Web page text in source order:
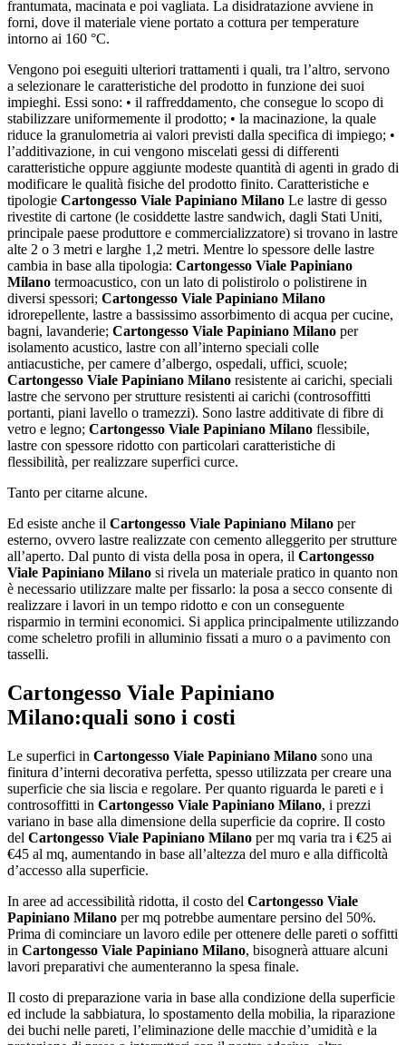
frantumata, macinata e poi vagliata. La disidratazione avviene in
forni, dove il materiale viene portato a cottura per temperature
intorno ai 160 °C.
Vengono poi eseguiti ulteriori trattamenti i quali, tra l’altro, servono
a selezionare le caratteristiche del prodotto in funzione dei suoi
impieghi. Essi sono: • il raffreddamento, che consegue lo scopo di
stabilizzare uniformemente il prodotto; • la macinazione, la quale
riduce la granulometria ai valori previsti dalla specifica di impiego; •
l’additivazione, in cui vengono miscelati gessi di differenti
caratteristiche oppure aggiunte modeste quantità di agenti in grado di
modificare le qualità fisiche del prodotto finito. Caratteristiche e
tipologie Cartongesso Viale Papiniano Milano Le lastre di gesso
rivestite di cartone (le cosiddette lastre sandwich, dagli Stati Uniti,
principale paese produttore e commercializzatore) si trovano in lastre
alte 2 o 3 metri e larghe 1,2 metri. Mentre lo spessore delle lastre
cambia in base alla tipologia: Cartongesso Viale Papiniano
Milano termoacustico, con un lato di polistirolo o polistirene in
diversi spessori; Cartongesso Viale Papiniano Milano
idrorepellente, lastre a bassissimo assorbimento di acqua per cucine,
bagni, lavanderie; Cartongesso Viale Papiniano Milano per
isolamento acustico, lastre con all’interno speciali colle
antiacustiche, per camere d’albergo, ospedali, uffici, scuole;
Cartongesso Viale Papiniano Milano resistente ai carichi, speciali
lastre che servono per strutture resistenti ai carichi (controsoffitti
portanti, piani lavello o tramezzi). Sono lastre additivate di fibre di
vetro e legno; Cartongesso Viale Papiniano Milano flessibile,
lastre con spessore ridotto con particolari caratteristiche di
flessibilità, per realizzare superfici curce.
Tanto per citarne alcune.
Ed esiste anche il Cartongesso Viale Papiniano Milano per
esterno, ovvero lastre realizzate con cemento alleggerito per strutture
all’aperto. Dal punto di vista della posa in opera, il Cartongesso
Viale Papiniano Milano si rivela un materiale pratico in quanto non
è necessario utilizzare malte per fissarlo: la posa a secco consente di
realizzare i lavori in un tempo ridotto e con un conseguente
risparmio in termini economici. Si applica principalmente utilizzando
come scheletro profili in alluminio fissati a muro o a pavimento con
tasselli.
Cartongesso Viale Papiniano
Milano:quali sono i costi
Le superfici in Cartongesso Viale Papiniano Milano sono una
finitura d’interni decorativa perfetta, spesso utilizzata per creare una
superficie che sia liscia e regolare. Per quanto riguarda le pareti e i
controsoffitti in Cartongesso Viale Papiniano Milano, i prezzi
variano in base alla dimensione della superficie da coprire. Il costo
del Cartongesso Viale Papiniano Milano per mq varia tra i €25 ai
€45 al mq, aumentando in base all’altezza del muro e alla difficoltà
d’accesso alla superficie.
In aree ad accessibilità ridotta, il costo del Cartongesso Viale
Papiniano Milano per mq potrebbe aumentare persino del 50%.
Prima di cominciare un lavoro edile per ottenere delle pareti o soffitti
in Cartongesso Viale Papiniano Milano, bisognerà attuare alcuni
lavori preparativi che aumenteranno la spesa finale.
Il costo di preparazione varia in base alla condizione della superficie
ed include la sabbiatura, lo spostamento della mobilia, la riparazione
dei buchi nelle pareti, l’eliminazione delle macchie d’umidità e la